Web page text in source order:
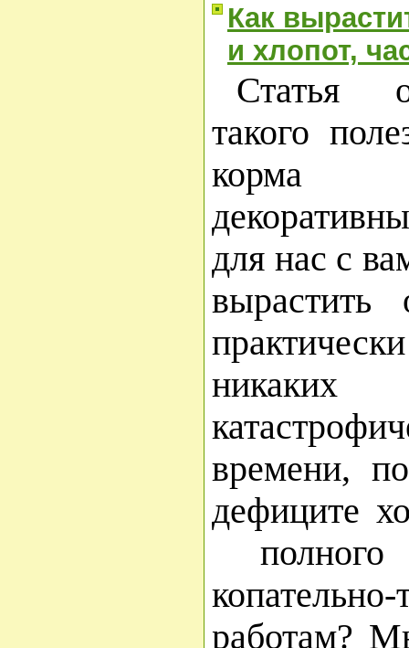
Как
и хлопот,
Статья
такого
корма
для нас с
вырастить
времени,
дефиците
работам?